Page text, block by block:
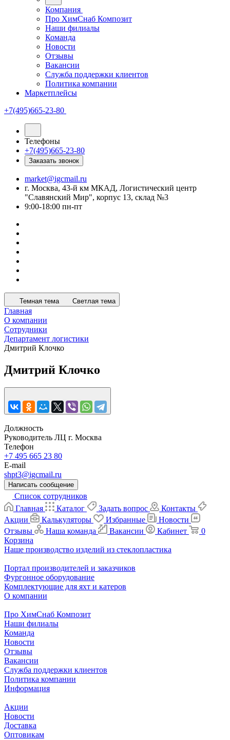
Компания
Про ХимСнаб Композит
Наши филиалы
Команда
Новости
Отзывы
Вакансии
Служба поддержки клиентов
Политика компании
Маркетплейсы
+7(495)665-23-80
Телефоны
+7(495)665-23-80
Заказать звонок
market@igcmail.ru
г. Москва, 43-й км МКАД, Логистический центр
"Славянский Мир", корпус 13, склад №3
9:00-18:00 пн-пт
Темная тема Светлая тема
Главная
О компании
Сотрудники
Департамент логистики
Дмитрий Клочко
Дмитрий Клочко
Должность
Руководитель ЛЦ г. Москва
Телефон
+7 495 665 23 80
E-mail
shpt3@igcmail.ru
Написать сообщение
Список сотрудников
Главная
Каталог Задать вопрос
Контакты
Акции
Калькуляторы Избранные
Новости
Отзывы
Наша команда Вакансии Кабинет
0
Корзина
Наше производство изделий из стеклопластика
Портал производителей и заказчиков
Фургонное оборудование
Комплектующие для яхт и катеров
О компании
Про ХимСнаб Композит
Наши филиалы
Команда
Новости
Отзывы
Вакансии
Служба поддержки клиентов
Политика компании
Информация
Акции
Новости
Доставка
Оптовикам